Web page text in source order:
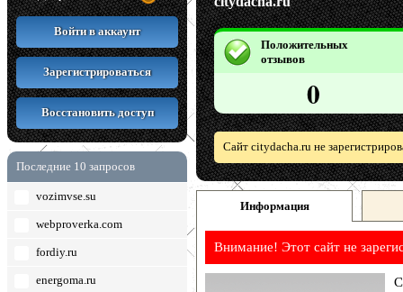
Войти в аккаунт
Зарегистрироваться
Восстановить доступ
Последние 10 запросов
vozimvse.su
webproverka.com
fordiy.ru
energoma.ru
Положительных
отзывов
0
Сайт citydacha.ru не
Информация
Внимание! Этот сайт не